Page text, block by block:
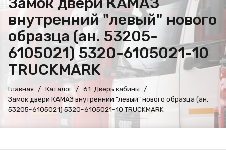
внутренний "левый" нового
образца (ан. 53205-
6105021) 5320-6105021-10
TRUCKMARK
Главная Каталог
61. Дверь кабины
Замок двери КАМАЗ внутренний "левый" нового образца (ан.
53205-6105021) 5320-6105021-10 TRUCKMARK